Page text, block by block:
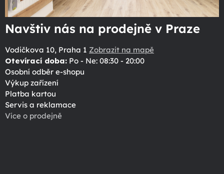
Navštiv nás na prodejně v Praze
Vodičkova 10, Praha 1 Zobrazit na mapě
Otevírací doba: Po - Ne: 08:30 - 20:00
Osobní odběr e-shopu
Výkup zařízení
Platba kartou
Servis a reklamace
Více o prodejně